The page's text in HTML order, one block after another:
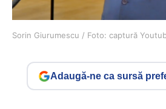
Sorin Giurumescu / Foto: captură
Adaugă-ne ca sursă